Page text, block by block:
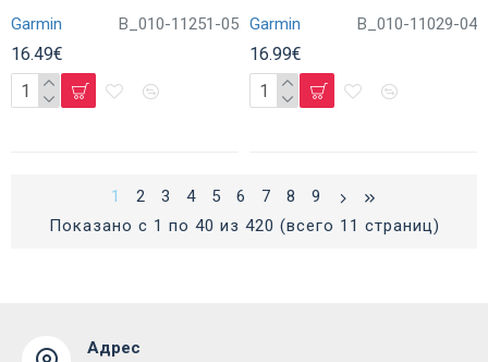
Garmin B_010-11251-05
16.49€
Garmin B_010-11029-04
16.99€
1 2 3 4 5 6 7 8
9
Показано с 1 по 40 из 420 (всего 11 страниц)
Адрес